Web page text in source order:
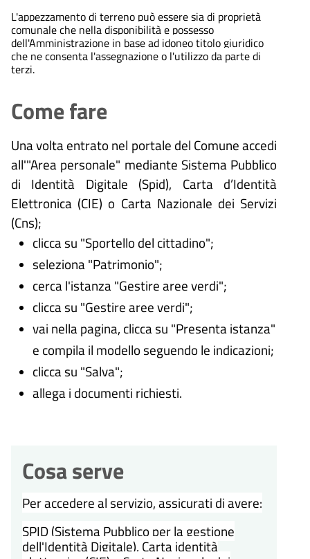
L'appezzamento di terreno può essere sia di proprietà
comunale che nella disponibilità e possesso
dell'Amministrazione in base ad idoneo titolo giuridico
che ne consenta l'assegnazione o l'utilizzo da parte di
terzi.
Come fare
Una volta entrato nel portale del Comune accedi
all'"Area personale" mediante Sistema Pubblico
di Identità Digitale (Spid), Carta d’Identità
Elettronica (CIE) o Carta Nazionale dei Servizi
(Cns);
clicca su "Sportello del cittadino";
seleziona "Patrimonio";
cerca l'istanza "Gestire aree verdi";
clicca su "Gestire aree verdi";
vai nella pagina, clicca su "Presenta istanza"
e compila il modello seguendo le indicazioni;
clicca su "Salva";
allega i documenti richiesti.
Cosa serve
Per accedere al servizio, assicurati di avere:
SPID (Sistema Pubblico per la gestione
dell'Identità Digitale), Carta identità